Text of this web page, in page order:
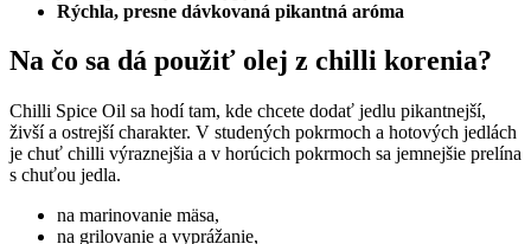
Rýchla, presne dávkovaná pikantná aróma
Na čo sa dá použiť olej z chilli korenia?
Chilli Spice Oil sa hodí tam, kde chcete dodať jedlu pikantnejší,
živší a ostrejší charakter. V studených pokrmoch a hotových jedlách
je chuť chilli výraznejšia a v horúcich pokrmoch sa jemnejšie prelína
s chuťou jedla.
na marinovanie mäsa,
na grilovanie a vyprážanie,